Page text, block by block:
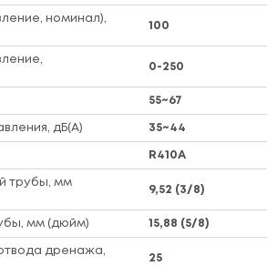
номинал),
100
0-250
55~67
дБ(А) 35~44
R410A
трубы, мм
9,52 (3/8)
мм (дюйм) 15,88 (5/8)
дренажа,
25